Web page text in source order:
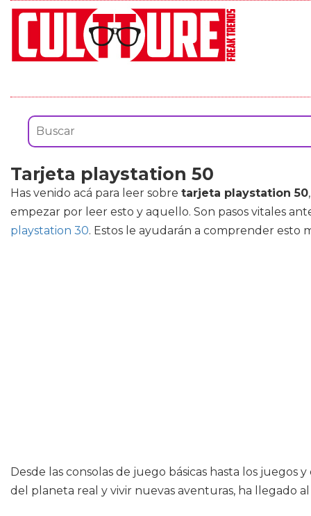
Tarjeta playstation 50
Has venido acá para leer sobre tarjeta playstation 50
empezar por leer esto y aquello. Son pasos vitales
playstation 30. Estos le ayudarán a comprender esto
Desde las consolas de juego básicas hasta los
del planeta real y vivir nuevas aventuras, ha llegado